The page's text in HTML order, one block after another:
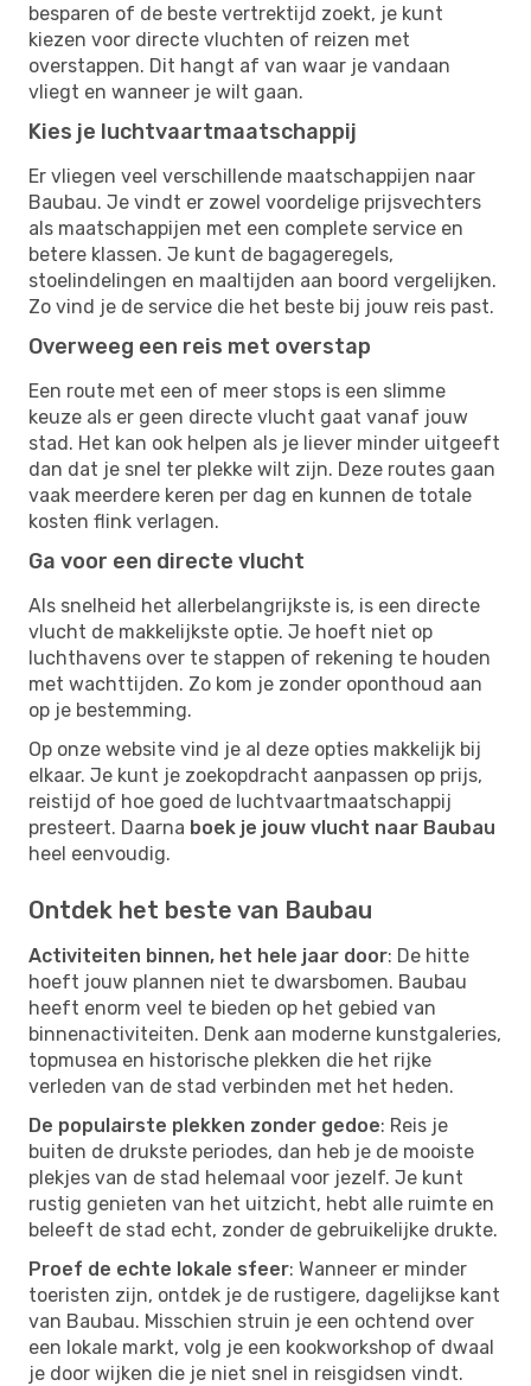
besparen of de beste vertrektijd zoekt, je kunt
kiezen voor directe vluchten of reizen met
overstappen. Dit hangt af van waar je vandaan
vliegt en wanneer je wilt gaan.
Kies je luchtvaartmaatschappij
Er vliegen veel verschillende maatschappijen naar
Baubau. Je vindt er zowel voordelige prijsvechters
als maatschappijen met een complete service en
betere klassen. Je kunt de bagageregels,
stoelindelingen en maaltijden aan boord vergelijken.
Zo vind je de service die het beste bij jouw reis past.
Overweeg een reis met overstap
Een route met een of meer stops is een slimme
keuze als er geen directe vlucht gaat vanaf jouw
stad. Het kan ook helpen als je liever minder uitgeeft
dan dat je snel ter plekke wilt zijn. Deze routes gaan
vaak meerdere keren per dag en kunnen de totale
kosten flink verlagen.
Ga voor een directe vlucht
Als snelheid het allerbelangrijkste is, is een directe
vlucht de makkelijkste optie. Je hoeft niet op
luchthavens over te stappen of rekening te houden
met wachttijden. Zo kom je zonder oponthoud aan
op je bestemming.
Op onze website vind je al deze opties makkelijk bij
elkaar. Je kunt je zoekopdracht aanpassen op prijs,
reistijd of hoe goed de luchtvaartmaatschappij
presteert. Daarna boek je jouw vlucht naar Baubau
heel eenvoudig.
Ontdek het beste van Baubau
Activiteiten binnen, het hele jaar door: De hitte
hoeft jouw plannen niet te dwarsbomen. Baubau
heeft enorm veel te bieden op het gebied van
binnenactiviteiten. Denk aan moderne kunstgaleries,
topmusea en historische plekken die het rijke
verleden van de stad verbinden met het heden.
De populairste plekken zonder gedoe: Reis je
buiten de drukste periodes, dan heb je de mooiste
plekjes van de stad helemaal voor jezelf. Je kunt
rustig genieten van het uitzicht, hebt alle ruimte en
beleeft de stad echt, zonder de gebruikelijke drukte.
Proef de echte lokale sfeer: Wanneer er minder
toeristen zijn, ontdek je de rustigere, dagelijkse kant
van Baubau. Misschien struin je een ochtend over
een lokale markt, volg je een kookworkshop of dwaal
je door wijken die je niet snel in reisgidsen vindt.